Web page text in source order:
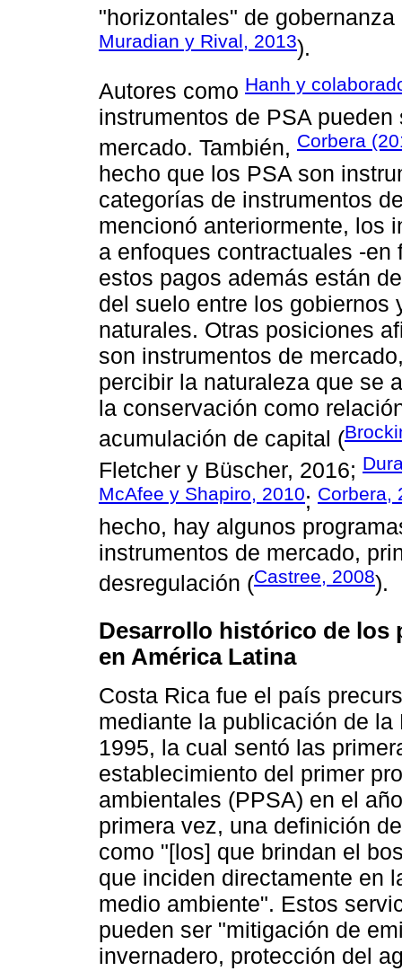
"horizontales" de
Muradian y Rival, 2013).
Autores como Hanh y
instrumentos de PSA
mercado. También, Corbera
hecho que los PSA son
categorías de instrumentos
mencionó anteriormente, los
a enfoques contractuales -
estos pagos además están
del suelo entre los gobiernos
naturales. Otras posiciones
son instrumentos de
percibir la naturaleza que se
la conservación como
acumulación de capital (
Fletcher y Büscher, 2016;
McAfee y Shapiro, 2010; Corbera,
hecho, hay algunos
instrumentos de mercado,
desregulación (Castree, 2008).
Desarrollo histórico de los
en América Latina
Costa Rica fue el país
mediante la publicación de
1995, la cual sentó las
establecimiento del primer
ambientales (PPSA) en el
primera vez, una definición
como "[los] que brindan el
que inciden directamente en
medio ambiente". Estos
pueden ser "mitigación de
invernadero, protección del